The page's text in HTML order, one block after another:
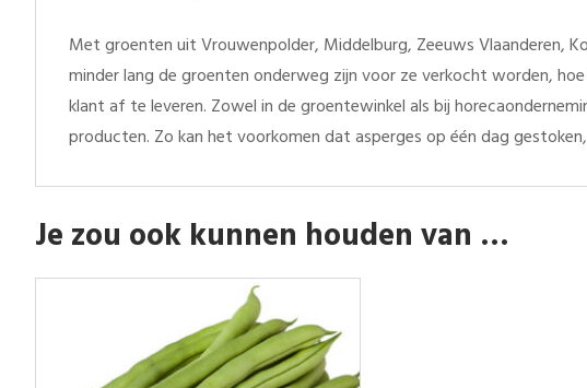
Met groenten uit Vrouwenpolder, Middelburg, Zeeuws Vlaanderen,
minder lang de groenten onderweg zijn voor ze verkocht worden,
klant af te leveren. Zowel in de groentewinkel als bij
producten. Zo kan het voorkomen dat asperges op één dag
Je zou ook kunnen houden van …